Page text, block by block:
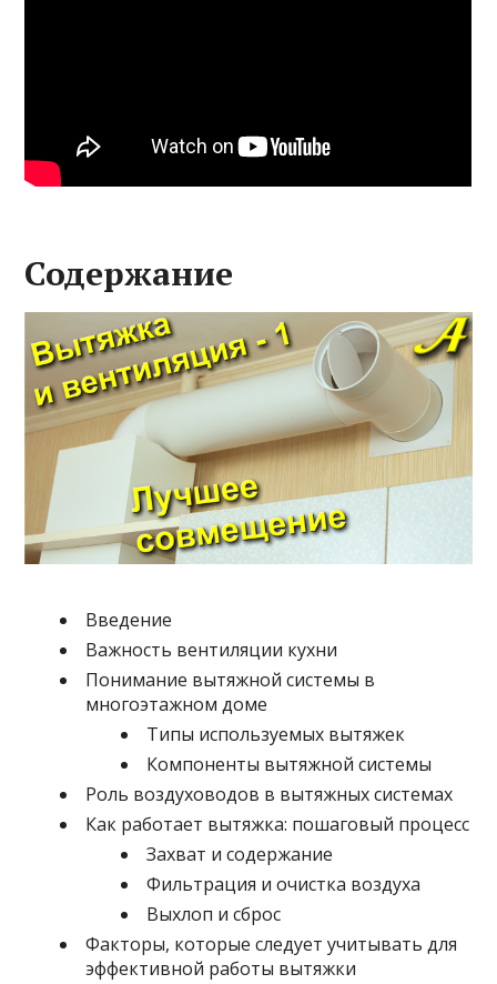
Содержание
Введение
Важность вентиляции кухни
Понимание вытяжной системы в
многоэтажном доме
Типы используемых вытяжек
Компоненты вытяжной системы
Роль воздуховодов в вытяжных системах
Как работает вытяжка: пошаговый процесс
Захват и содержание
Фильтрация и очистка воздуха
Выхлоп и сброс
Факторы, которые следует учитывать для
эффективной работы вытяжки